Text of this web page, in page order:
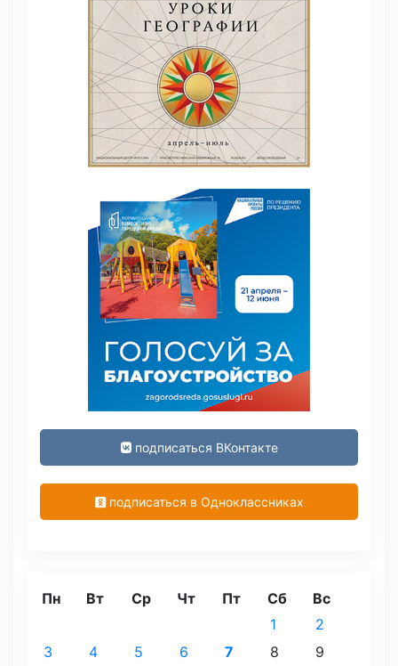
подписаться ВКонтакте
подписаться в Одноклассниках
Пн Вт Ср Чт Пт Сб Вс
1
2
3
4 5 6 7 8
9